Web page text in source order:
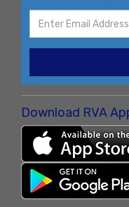
Download RVA